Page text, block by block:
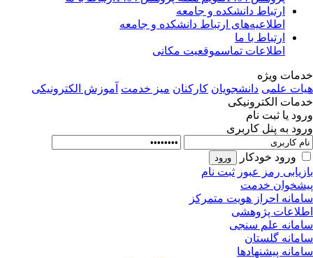
ارتباط دانشکده و جامعه
اطلاعیه‌های ارتباط دانشکده و جامعه
ارتباط با ما
اطلاعات تماسموقعیت مکانی
ویژه
علمی دانشجویان کارکنان میز خدمت آموزش الکترونیکی
الکترونیکی
یا ثبت نام
به پنل کاربری
ورود خودکار
رمز عبور ثبت نام
خدمت
احراز هویت متمرکز
پژوهشی
علم سنجی
گلستان
پیشنهادها